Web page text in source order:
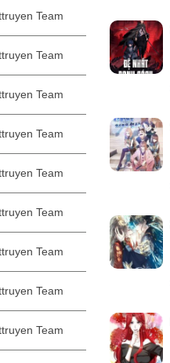
Team
Team
Team
Team
Team
Team
Team
Team
Team